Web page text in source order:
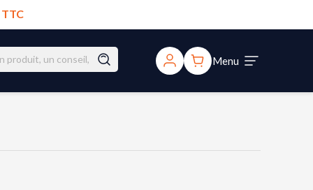
Menu